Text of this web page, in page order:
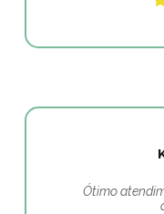
Ótimo